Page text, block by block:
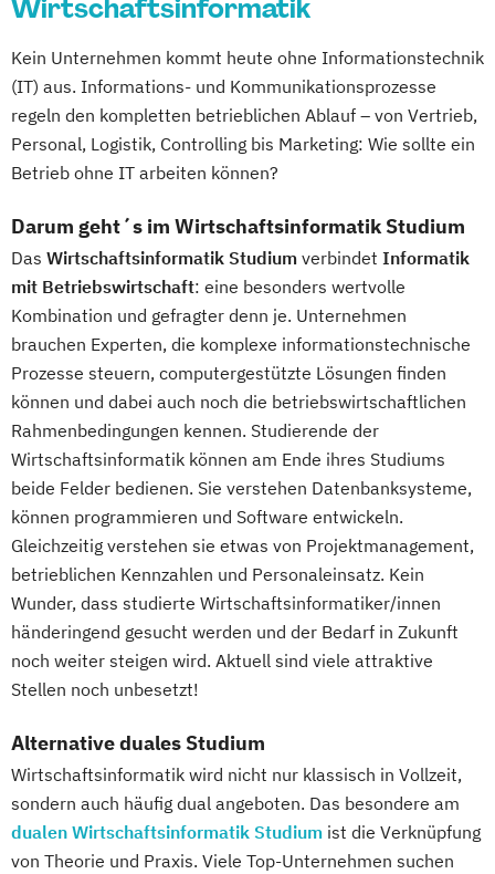
Wirtschaftsinformatik
Kein Unternehmen kommt heute ohne Informationstechnik
(IT) aus. Informations- und Kommunikationsprozesse
regeln den kompletten betrieblichen Ablauf – von Vertrieb,
Personal, Logistik, Controlling bis Marketing: Wie sollte ein
Betrieb ohne IT arbeiten können?
Darum geht´s im Wirtschaftsinformatik Studium
Das Wirtschaftsinformatik Studium verbindet Informatik
mit Betriebswirtschaft: eine besonders wertvolle
Kombination und gefragter denn je. Unternehmen
brauchen Experten, die komplexe informationstechnische
Prozesse steuern, computergestützte Lösungen finden
können und dabei auch noch die betriebswirtschaftlichen
Rahmenbedingungen kennen. Studierende der
Wirtschaftsinformatik können am Ende ihres Studiums
beide Felder bedienen. Sie verstehen Datenbanksysteme,
können programmieren und Software entwickeln.
Gleichzeitig verstehen sie etwas von Projektmanagement,
betrieblichen Kennzahlen und Personaleinsatz. Kein
Wunder, dass studierte Wirtschaftsinformatiker/innen
händeringend gesucht werden und der Bedarf in Zukunft
noch weiter steigen wird. Aktuell sind viele attraktive
Stellen noch unbesetzt!
Alternative duales Studium
Wirtschaftsinformatik wird nicht nur klassisch in Vollzeit,
sondern auch häufig dual angeboten. Das besondere am
dualen Wirtschaftsinformatik Studium ist die Verknüpfung
von Theorie und Praxis. Viele Top-Unternehmen suchen